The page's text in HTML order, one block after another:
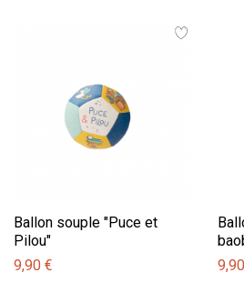
Ballon souple "Puce et
Pilou"
9,90 €